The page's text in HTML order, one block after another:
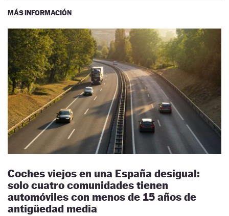
MÁS INFORMACIÓN
Coches viejos en una España desigual:
solo cuatro comunidades tienen
automóviles con menos de 15 años de
antigüedad media